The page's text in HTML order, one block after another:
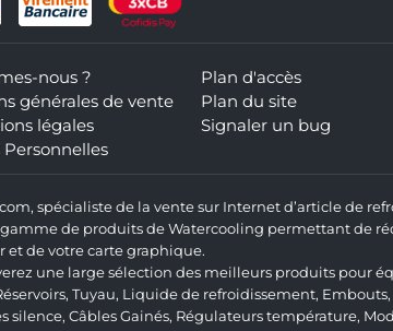
nous ?
générales de vente
légales
Personnelles
Plan d'accès
Plan du site
Signaler un bug
spécialiste de la vente sur Internet d’article de
de produits de Watercooling permettant de
et de votre carte graphique.
une large sélection des meilleurs produits pour
, Tuyau, Liquide de refroidissement, Embouts,
silence, Câbles Gainés, Régulateurs température,